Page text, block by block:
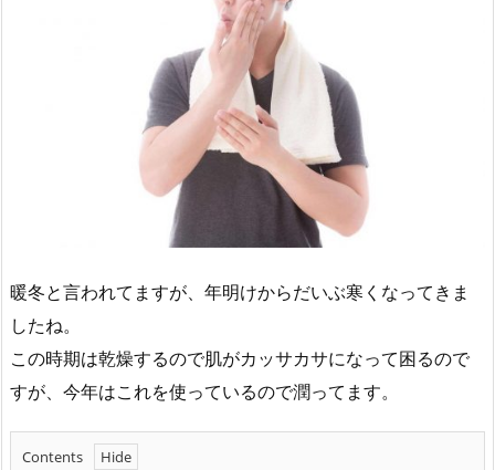
暖冬と言われてますが、年明けからだいぶ寒くなってきま
したね。
この時期は乾燥するので肌がカッサカサになって困るので
すが、今年はこれを使っているので潤ってます。
Contents